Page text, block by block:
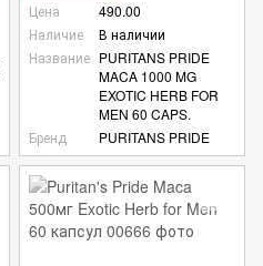
Цена
490.00
Наличие
В наличии
Название PURITANS PRIDE
MACA 1000 MG
EXOTIC HERB FOR
MEN 60 CAPS.
Бренд
PURITANS PRIDE